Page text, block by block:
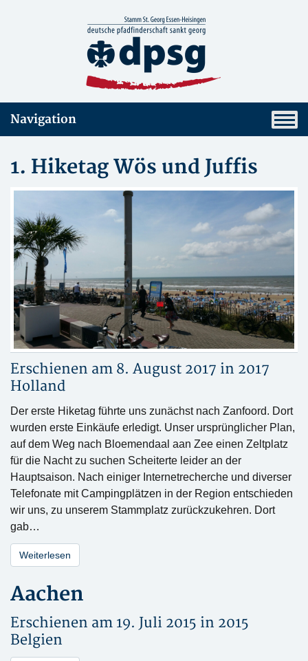
Navigation
1. Hiketag Wös und Juffis
Erschienen am 8. August 2017 in 2017
Holland
Der erste Hiketag führte uns zunächst nach Zanfoord. Dort
wurden erste Einkäufe erledigt. Unser ursprünglicher Plan,
auf dem Weg nach Bloemendaal aan Zee einen Zeltplatz
für die Nacht zu suchen Scheiterte leider an der
Hauptsaison. Nach einiger Internetrecherche und diverser
Telefonate mit Campingplätzen in der Region entschieden
wir uns, zu unserem Stammplatz zurückzukehren. Dort
gab…
Weiterlesen
Aachen
Erschienen am 19. Juli 2015 in 2015
Belgien